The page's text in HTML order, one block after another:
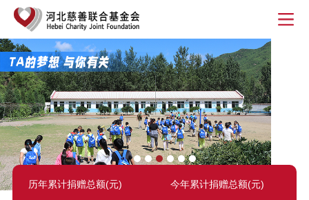
历年累计捐赠总额(元) 今年累计捐赠总额(元)